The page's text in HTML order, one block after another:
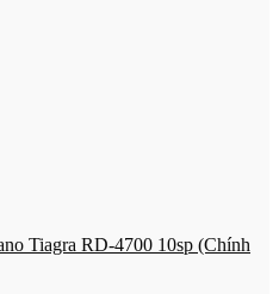
Tiagra RD-4700 10sp (Chính